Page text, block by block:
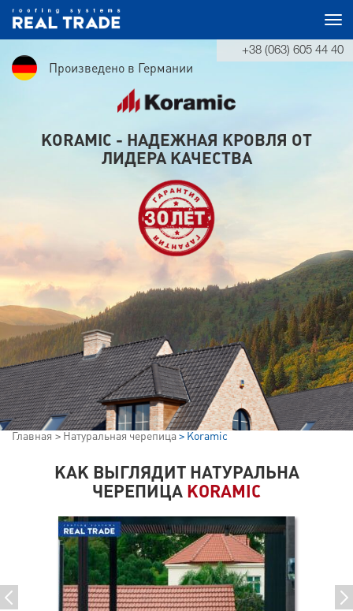
+38 (063) 605 44 40
Произведено в Германии
KORAMIC - НАДЕЖНАЯ КРОВЛЯ ОТ
ЛИДЕРА КАЧЕСТВА
Главная Натуральная черепица Koramic
КАК ВЫГЛЯДИТ НАТУРАЛЬНА
ЧЕРЕПИЦА KORAMIC